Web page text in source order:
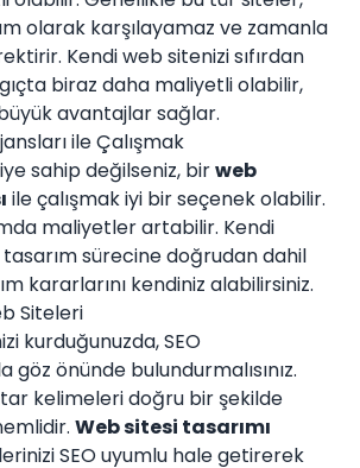
olarak karşılayamaz ve zamanla
Kendi web sitenizi sıfırdan
biraz daha maliyetli olabilir,
avantajlar sağlar.
ile Çalışmak
sahip değilseniz, birweb
ile çalışmak iyi bir seçenek olabilir.
maliyetler artabilir. Kendi
sürecine doğrudan dahil
kararlarını kendiniz alabilirsiniz.
Siteleri
kurduğunuzda, SEO
göz önünde bulundurmalısınız.
kelimeleri doğru bir şekilde
Web sitesi tasarımı
SEO uyumlu hale getirerek